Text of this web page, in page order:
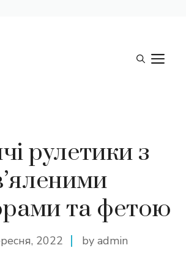
рулетики з
та фетою
2022 by admin